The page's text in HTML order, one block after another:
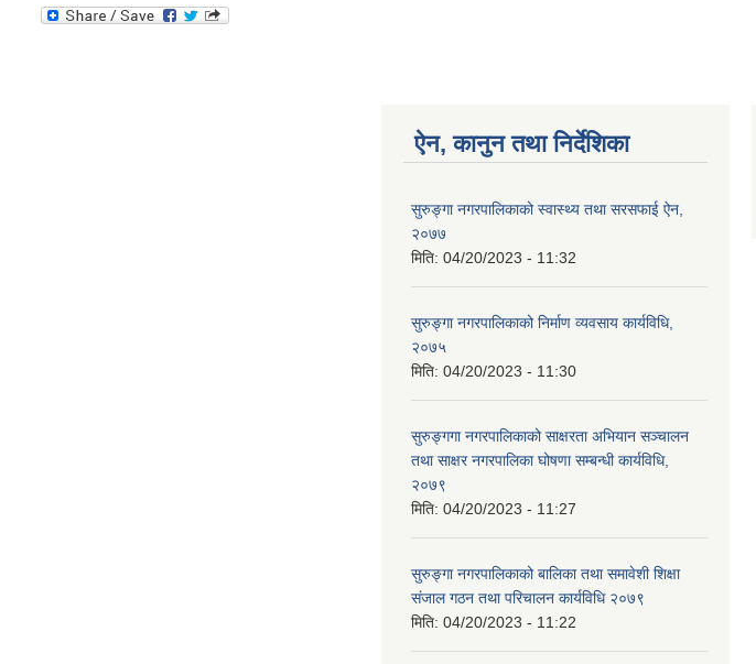
ऐन, कानुन तथा निर्देशिका
सुरुङ्गा नगरपालिकाको स्वास्थ्य तथा सरसफाई ऐन,
२०७७
मिति: 04/20/2023 - 11:32
सुरुङ्गा नगरपालिकाको निर्माण व्यवसाय कार्यविधि,
२०७५
मिति: 04/20/2023 - 11:30
सुरुङ्गगा नगरपालिकाको साक्षरता अभियान सञ्चालन
तथा साक्षर नगरपालिका घोषणा सम्बन्धी कार्यविधि,
२०७९
मिति: 04/20/2023 - 11:27
सुरुङ्गा नगरपालिकाको बालिका तथा समावेशी शिक्षा
संजाल गठन तथा परिचालन कार्यविधि २०७९
मिति: 04/20/2023 - 11:22